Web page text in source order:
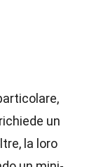
un
la loro